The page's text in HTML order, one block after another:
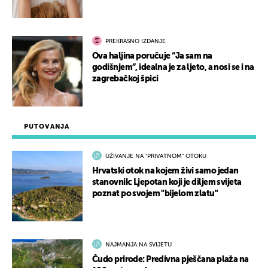
PUTOVANJA
UŽIVANJE NA "PRIVATNOM" OTOKU
Hrvatski otok na kojem živi samo jedan
stanovnik: Ljepotan koji je diljem svijeta
poznat po svojem "bijelom zlatu"
NAJMANJA NA SVIJETU
Čudo prirode: Predivna pješčana plaža na
PREKRASNO IZDANJE
Ova haljina poručuje “Ja sam na
godišnjem”, idealna je za ljeto, a nosi se i na
zagrebačkoj špici